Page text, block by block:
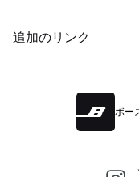
追加のリンク
ボー